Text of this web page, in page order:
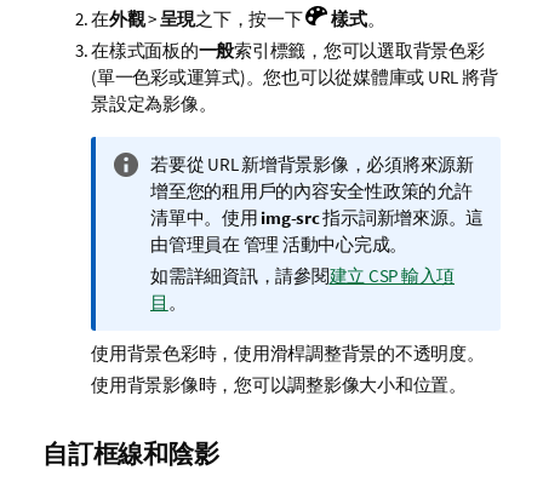
在外觀>呈現之下，按一下 樣式。
在樣式面板的一般索引標籤，您可以選取背景色彩
(單一色彩或運算式)。您也可以從媒體庫或 URL 將背
景設定為影像。
資
訊
備
註
若要從 URL 新增背景影像，必須將來源新
增至您的租用戶的內容安全性政策的允許
清單中。使用img-src指示詞新增來源。這
由管理員在 管理 活動中心完成。
如需詳細資訊，請參閱建立 CSP 輸入項
目 。
使用背景色彩時，使用滑桿調整背景的不透明度。
使用背景影像時，您可以調整影像大小和位置。
自訂框線和陰影